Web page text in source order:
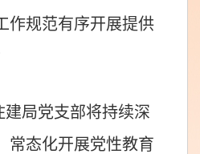
作规范有序开展提供
局党支部将持续深
常态化开展党性教育